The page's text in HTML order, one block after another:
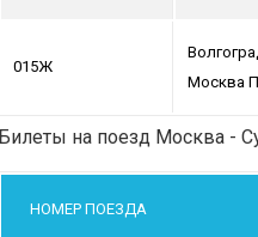
015Ж
Москва
Билеты на поезд Москва -
НОМЕР ПОЕЗДА